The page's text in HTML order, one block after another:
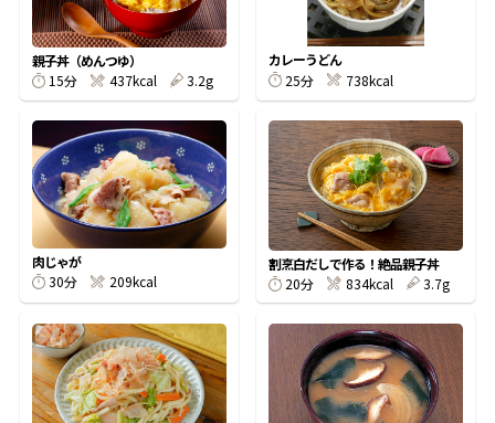
楽チン屋® ストレートつゆ
新鮮一番 『氷熟®』
割烹白だしレシピ特集
だし巻き卵特集
かつおだしが決め手！簡単茶碗蒸し
親子丼（めんつゆ）
15分
437kcal 3.2g
カレーうどん
25分
738kcal
肉じゃが
30分
209kcal
割烹白だしで作る！絶品親子丼
20分
834kcal 3.7g